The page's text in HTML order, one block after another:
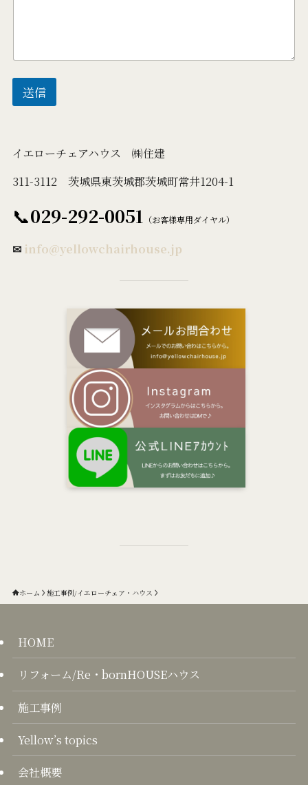
送信
イエローチェアハウス ㈱住建
311-3112 茨城県東茨城郡茨城町常井1204-1
📞029-292-0051 （お客様専用ダイヤル）
✉ info@yellowchairhouse.jp
ホーム 施工事例/イエローチェア・ハウス
HOME
リフォーム/Re・bornHOUSEハウス
施工事例
Yellow’s topics
会社概要